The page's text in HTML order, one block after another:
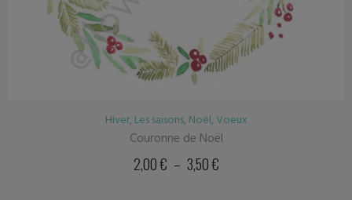
Hiver,Les saisons,Noël,Voeux
Couronne de Noël
2,00€ – 3,50€